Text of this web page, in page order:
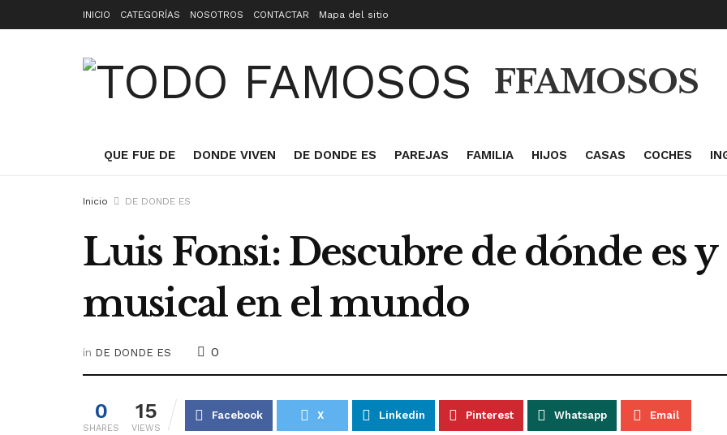
INICIO CATEGORÍAS NOSOTROS CONTACTAR Mapa del sitio
FFAMOSOS
QUE FUE DE DONDE VIVEN DE DONDE ES PAREJAS FAMILIA HIJOS CASAS COCHES
Inicio DE DONDE ES
Luis Fonsi: Descubre de dónde es y
musical en el mundo
in DE DONDE ES 0
0
SHARES
15
VIEWS
Facebook X Linkedin Pinterest Whatsapp Email